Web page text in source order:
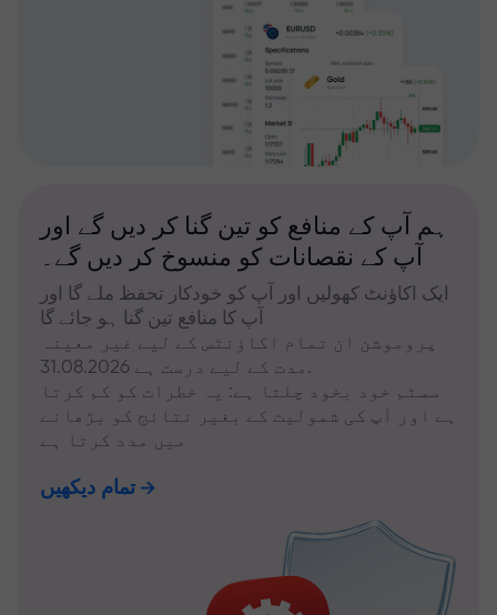
ہم آپ کے منافع کو تین گنا کر دیں گے اور
آپ کے نقصانات کو منسوخ کر دیں گے۔
ایک اکاؤنٹ کھولیں اور آپ کو خودکار تحفظ ملے گا اور
آپ کا منافع تین گنا ہو جائے گا
پروموشن ان تمام اکاؤنٹس کے لیے غیر معینہ
مدت کے لیے درست ہے 31.08.2026.
سسٹم خود بخود چلتا ہے: یہ خطرات کو کم کرتا
ہے اور آپ کی شمولیت کے بغیر نتائج کو بڑھانے
میں مدد کرتا ہے
تمام دیکھیں